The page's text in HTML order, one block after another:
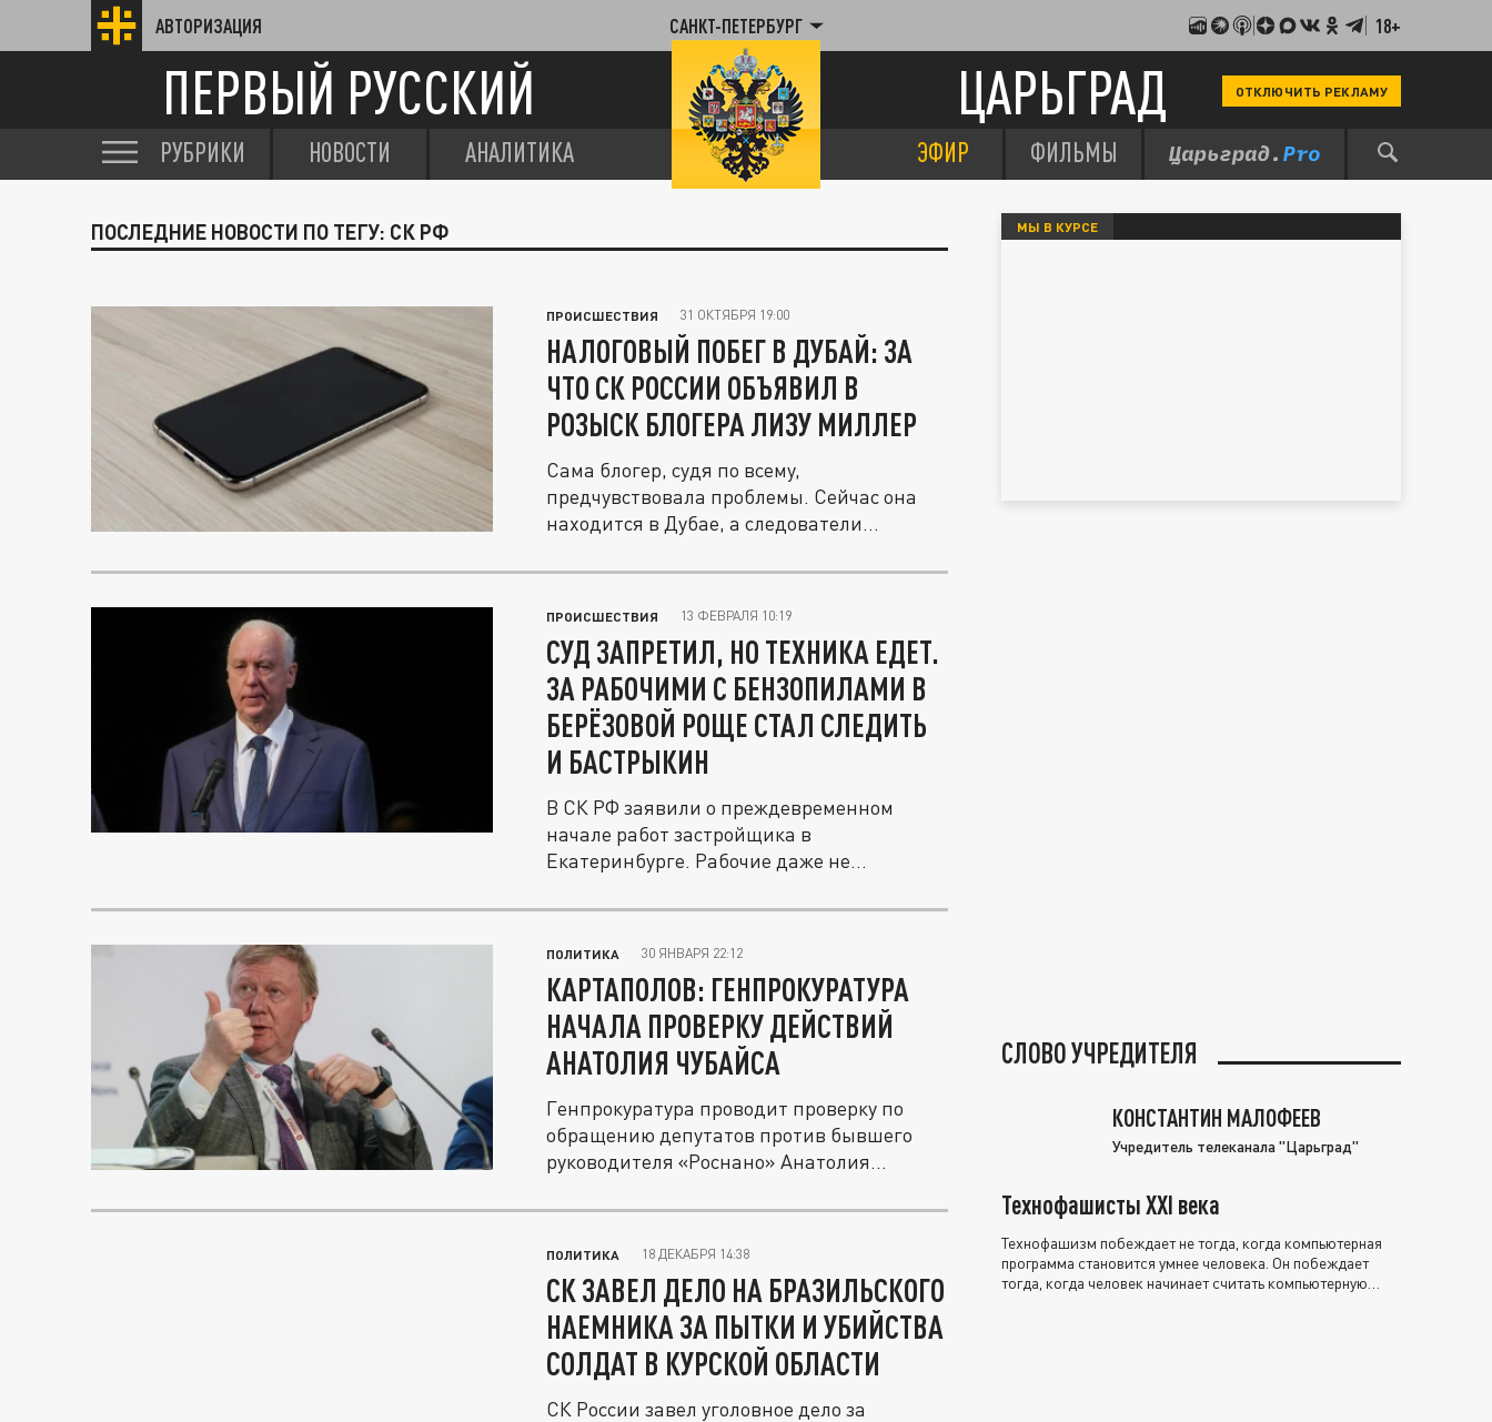
АВТОРИЗАЦИЯ САНКТ-ПЕТЕРБУРГ 18+
ПЕРВЫЙ РУССКИЙ ЦАРЬГРАД ОТКЛЮЧИТЬ РЕКЛАМУ
РУБРИКИ НОВОСТИ АНАЛИТИКА ЭФИР ФИЛЬМЫ
ПОСЛЕДНИЕ НОВОСТИ ПО ТЕГУ: СК РФ
ПРОИСШЕСТВИЯ 31 ОКТЯБРЯ 19:00
НАЛОГОВЫЙ ПОБЕГ В ДУБАЙ: ЗА
ЧТО СК РОССИИ ОБЪЯВИЛ В
РОЗЫСК БЛОГЕРА ЛИЗУ МИЛЛЕР
Сама блогер, судя по всему,
предчувствовала проблемы. Сейчас она
находится в Дубае, а следователи
ПРОИСШЕСТВИЯ 13 ФЕВРАЛЯ 10:19
СУД ЗАПРЕТИЛ, НО ТЕХНИКА ЕДЕТ.
ЗА РАБОЧИМИ С БЕНЗОПИЛАМИ В
БЕРЁЗОВОЙ РОЩЕ СТАЛ СЛЕДИТЬ
И БАСТРЫКИН
В СК РФ заявили о преждевременном
начале работ застройщика в
Екатеринбурге. Рабочие даже не
ПОЛИТИКА 30 ЯНВАРЯ 22:12
КАРТАПОЛОВ: ГЕНПРОКУРАТУРА
НАЧАЛА ПРОВЕРКУ ДЕЙСТВИЙ
АНАТОЛИЯ ЧУБАЙСА
Генпрокуратура проводит проверку по
обращению депутатов против бывшего
руководителя «Роснано» Анатолия...
ПОЛИТИКА 18 ДЕКАБРЯ 14:38
СК ЗАВЕЛ ДЕЛО НА БРАЗИЛЬСКОГО
НАЕМНИКА ЗА ПЫТКИ И УБИЙСТВА
СОЛДАТ В КУРСКОЙ ОБЛАСТИ
СК России завел уголовное дело за
МЫ В КУРСЕ
СЛОВО УЧРЕДИТЕЛЯ
КОНСТАНТИН МАЛОФЕЕВ
Учредитель телеканала "Царьград"
Технофашисты XXI века
Технофашизм побеждает не тогда, когда компьютерная
программа становится умнее человека. Он побеждает
тогда, когда человек начинает считать компьютерную